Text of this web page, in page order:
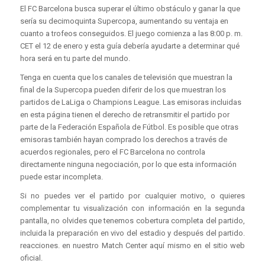
El FC Barcelona busca superar el último obstáculo y ganar la que
sería su decimoquinta Supercopa, aumentando su ventaja en
cuanto a trofeos conseguidos. El juego comienza a las 8:00 p. m.
CET el 12 de enero y esta guía debería ayudarte a determinar qué
hora será en tu parte del mundo.
Tenga en cuenta que los canales de televisión que muestran la
final de la Supercopa pueden diferir de los que muestran los
partidos de LaLiga o Champions League. Las emisoras incluidas
en esta página tienen el derecho de retransmitir el partido por
parte de la Federación Española de Fútbol. Es posible que otras
emisoras también hayan comprado los derechos a través de
acuerdos regionales, pero el FC Barcelona no controla
directamente ninguna negociación, por lo que esta información
puede estar incompleta.
Si no puedes ver el partido por cualquier motivo, o quieres
complementar tu visualización con información en la segunda
pantalla, no olvides que tenemos cobertura completa del partido,
incluida la preparación en vivo del estadio y después del partido.
reacciones. en nuestro Match Center aquí mismo en el sitio web
oficial.